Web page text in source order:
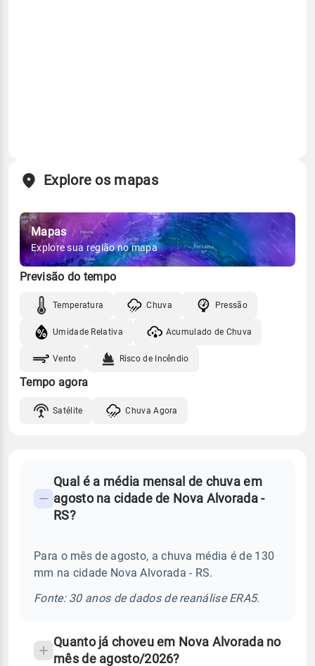
Explore os mapas
Mapas
Explore sua região no mapa
Previsão do tempo
Temperatura Chuva Pressão
Umidade Relativa Acumulado de Chuva
Vento Risco de Incêndio
Tempo agora
Satélite Chuva Agora
Perguntas
frequentes
chuva
temperatura
Qual é a média mensal de chuva em
agosto na cidade de Nova Alvorada -
RS?
Para o mês de agosto, a chuva média é de 130
mm na cidade Nova Alvorada - RS.
Fonte: 30 anos de dados de reanálise ERA5.
Quanto já choveu em Nova Alvorada no
mês de agosto/2026?